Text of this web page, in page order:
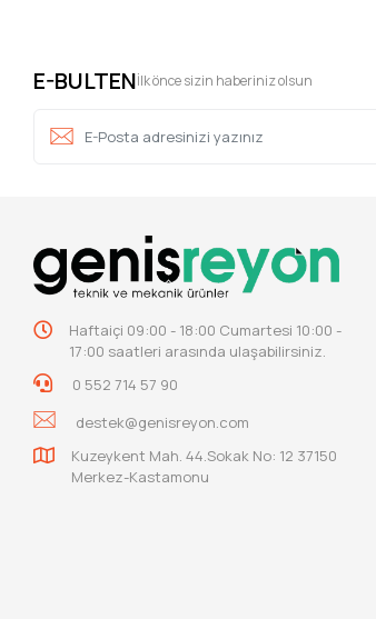
E-BULTENİlk önce sizin haberiniz olsun
Haftaiçi 09:00 - 18:00 Cumartesi 10:00 -
17:00 saatleri arasında ulaşabilirsiniz.
0 552 714 57 90
destek@genisreyon.com
Kuzeykent Mah. 44.Sokak No: 12 37150
Merkez-Kastamonu